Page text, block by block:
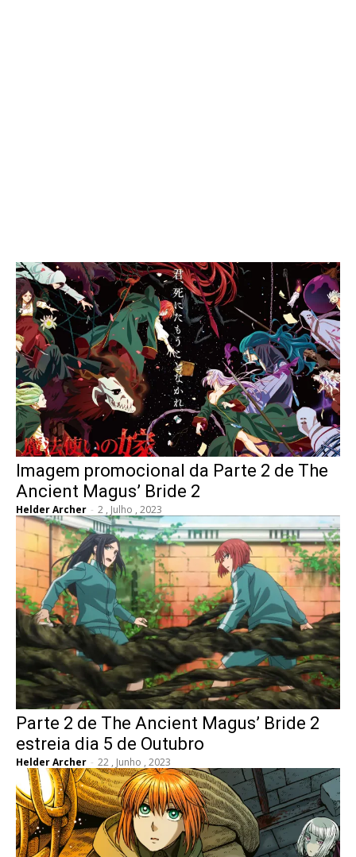
Imagem promocional da Parte 2 de The
Ancient Magus’ Bride 2
Helder Archer - 2 , Julho , 2023
Parte 2 de The Ancient Magus’ Bride 2
estreia dia 5 de Outubro
Helder Archer - 22 , Junho , 2023